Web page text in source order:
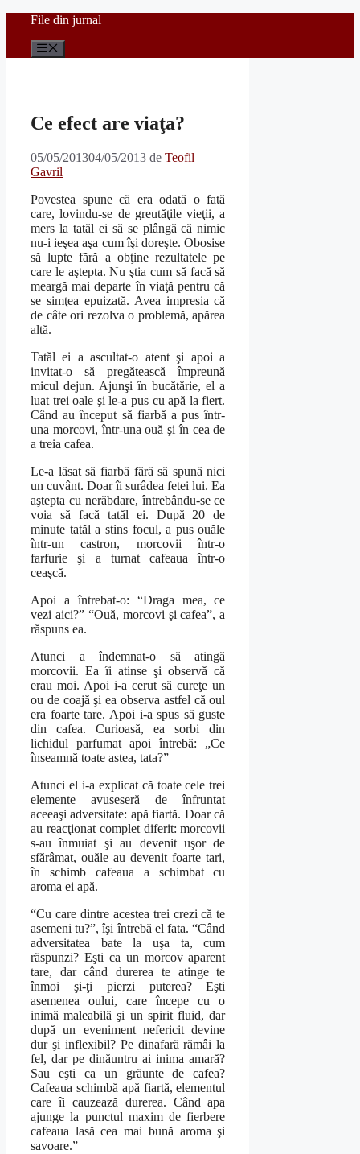
conținut
File din jurnal
Ce efect are viaţa?
05/05/201304/05/2013 de Teofil
Gavril
Povestea spune că era odată o fată
care, lovindu-se de greutăţile vieţii, a
mers la tatăl ei să se plângă că nimic
nu-i ieşea aşa cum îşi doreşte. Obosise
să lupte fără a obţine rezultatele pe
care le aştepta. Nu ştia cum să facă să
meargă mai departe în viaţă pentru că
se simţea epuizată. Avea impresia că
de câte ori rezolva o problemă, apărea
altă.
Tatăl ei a ascultat-o atent şi apoi a
invitat-o să pregătească împreună
micul dejun. Ajunşi în bucătărie, el a
luat trei oale şi le-a pus cu apă la fiert.
Când au început să fiarbă a pus într-
una morcovi, într-una ouă şi în cea de
a treia cafea.
Le-a lăsat să fiarbă fără să spună nici
un cuvânt. Doar îi surâdea fetei lui. Ea
aştepta cu nerăbdare, întrebându-se ce
voia să facă tatăl ei. După 20 de
minute tatăl a stins focul, a pus ouăle
într-un castron, morcovii într-o
farfurie şi a turnat cafeaua într-o
ceaşcă.
Apoi a întrebat-o: “Draga mea, ce
vezi aici?” “Ouă, morcovi şi cafea”, a
răspuns ea.
Atunci a îndemnat-o să atingă
morcovii. Ea îi atinse şi observă că
erau moi. Apoi i-a cerut să cureţe un
ou de coajă şi ea observa astfel că oul
era foarte tare. Apoi i-a spus să guste
din cafea. Curioasă, ea sorbi din
lichidul parfumat apoi întrebă: „Ce
înseamnă toate astea, tata?”
Atunci el i-a explicat că toate cele trei
elemente avuseseră de înfruntat
aceeaşi adversitate: apă fiartă. Doar că
au reacţionat complet diferit: morcovii
s-au înmuiat şi au devenit uşor de
sfărâmat, ouăle au devenit foarte tari,
în schimb cafeaua a schimbat cu
aroma ei apă.
“Cu care dintre acestea trei crezi că te
asemeni tu?”, îşi întrebă el fata. “Când
adversitatea bate la uşa ta, cum
răspunzi? Eşti ca un morcov aparent
tare, dar când durerea te atinge te
înmoi şi-ţi pierzi puterea? Eşti
asemenea oului, care începe cu o
inimă maleabilă şi un spirit fluid, dar
după un eveniment nefericit devine
dur şi inflexibil? Pe dinafară rămâi la
fel, dar pe dinăuntru ai inima amară?
Sau eşti ca un grăunte de cafea?
Cafeaua schimbă apă fiartă, elementul
care îi cauzează durerea. Când apa
ajunge la punctul maxim de fierbere
cafeaua lasă cea mai bună aroma şi
savoare.”